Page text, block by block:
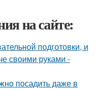
на сайте:
подготовки, и
своими руками -
посадить даже в